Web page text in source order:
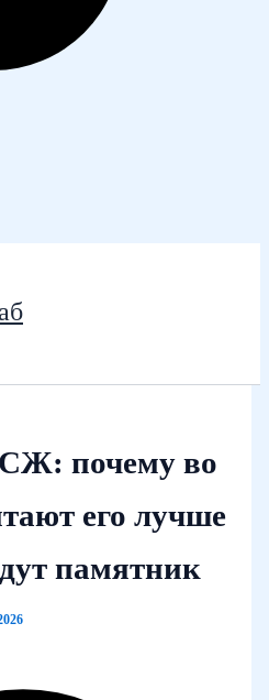
почему во
его лучше
памятник